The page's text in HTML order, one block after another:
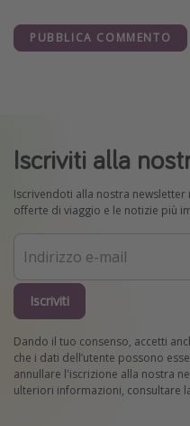
PUBBLICA COMMENTO
Iscriviti alla
Iscrivendoti alla nostra
offerte di viaggio e le notizie più
Iscriviti
Dando il tuo consenso, accetti
che i dati dell’utente possono
annullare l'iscrizione alla nostra
ulteriori informazioni, consultare